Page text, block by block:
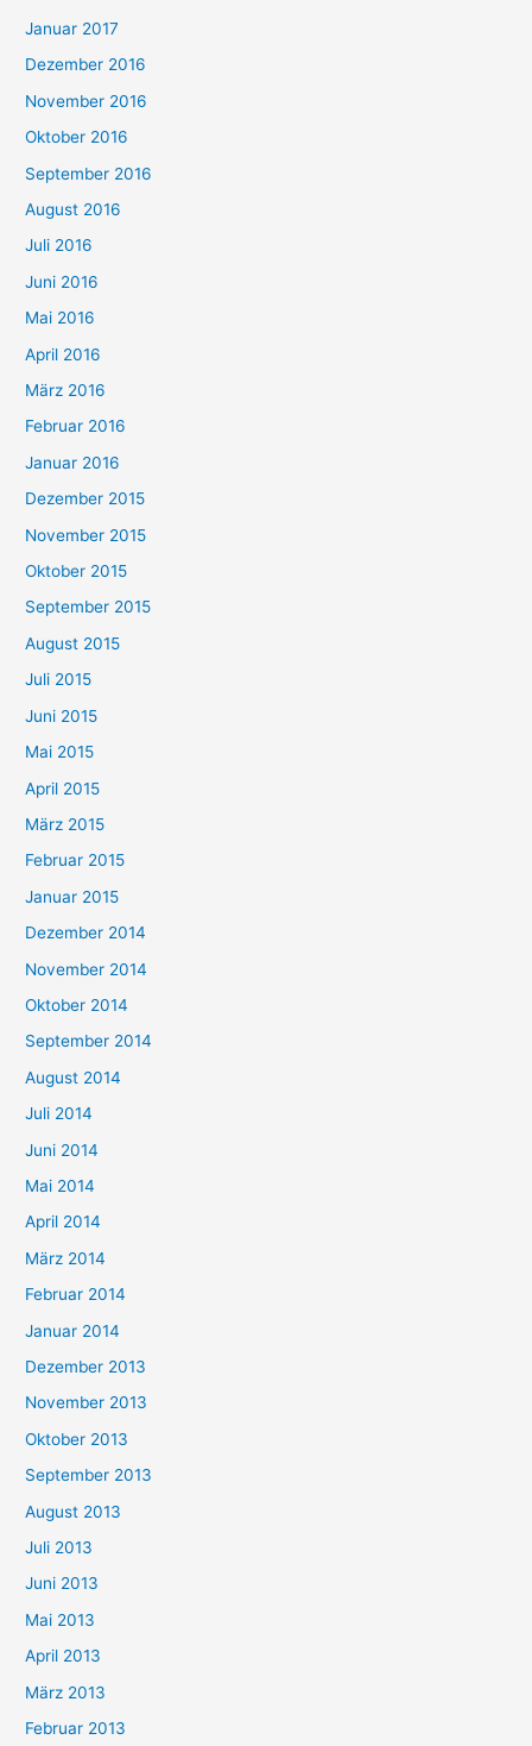
Januar 2017
Dezember 2016
November 2016
Oktober 2016
September 2016
August 2016
Juli 2016
Juni 2016
Mai 2016
April 2016
März 2016
Februar 2016
Januar 2016
Dezember 2015
November 2015
Oktober 2015
September 2015
August 2015
Juli 2015
Juni 2015
Mai 2015
April 2015
März 2015
Februar 2015
Januar 2015
Dezember 2014
November 2014
Oktober 2014
September 2014
August 2014
Juli 2014
Juni 2014
Mai 2014
April 2014
März 2014
Februar 2014
Januar 2014
Dezember 2013
November 2013
Oktober 2013
September 2013
August 2013
Juli 2013
Juni 2013
Mai 2013
April 2013
März 2013
Februar 2013